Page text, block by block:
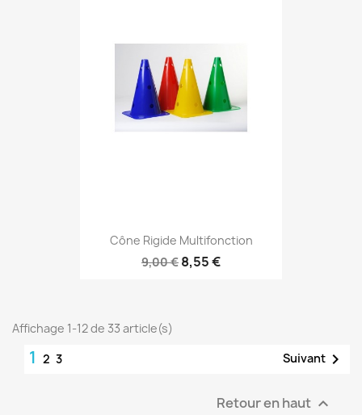
Cône Rigide Multifonction
9,00 € 8,55 €
Affichage 1-12 de 33 article(s)
1 2 3 Suivant 
Retour en haut 